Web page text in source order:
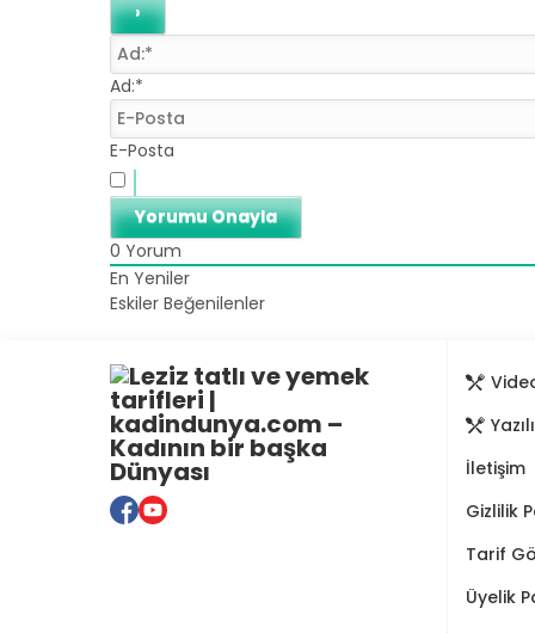
Ad:*
E-Posta
0 Yorum
En Yeniler
Eskiler Beğenilenler
İletişim
Gizlilik
Tarif
Üyelik